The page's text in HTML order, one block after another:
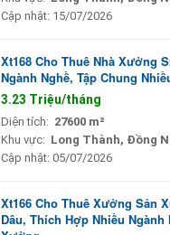
Cập nhật: 15/07/2026
Xt168 Cho Thuê Nhà Xưởng
Ngành Nghề, Tập Chung
3.23 Triệu/tháng
Diện tích: 27600 m²
Khu vực: Long Thành, Đồng
Cập nhật: 05/07/2026
Xt166 Cho Thuê Xưởng Sản
Dâu, Thích Hợp Nhiều Ngành